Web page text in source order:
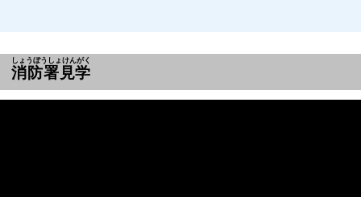
消防署見学
しょうぼうしょけんがく